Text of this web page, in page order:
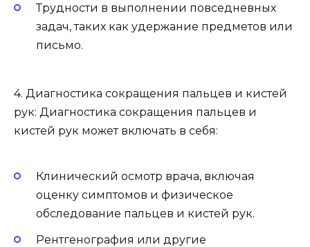
Трудности в выполнении повседневных
задач, таких как удержание предметов или
письмо.
4. Диагностика сокращения пальцев и кистей
рук: Диагностика сокращения пальцев и
кистей рук может включать в себя:
Клинический осмотр врача, включая
оценку симптомов и физическое
обследование пальцев и кистей рук.
Рентгенография или другие